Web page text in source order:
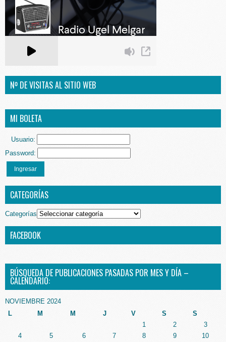
Nº DE VISITAS AL SITIO WEB
MI BOLETA
Usuario:
Password:
Ingresar
CATEGORÍAS
Categorías
FACEBOOK
BÚSQUEDA DE PUBLICACIONES PASADAS POR MES Y DÍA –
CALENDARIO:
NOVIEMBRE 2024
L
M M J V S S
1 2
3
4
5 6 7 8 9
10